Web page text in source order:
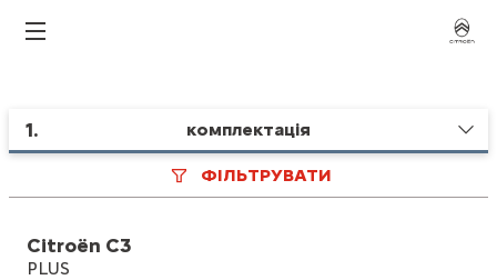
1. комплектація
ФІЛЬТРУВАТИ
Citroën C3
PLUS